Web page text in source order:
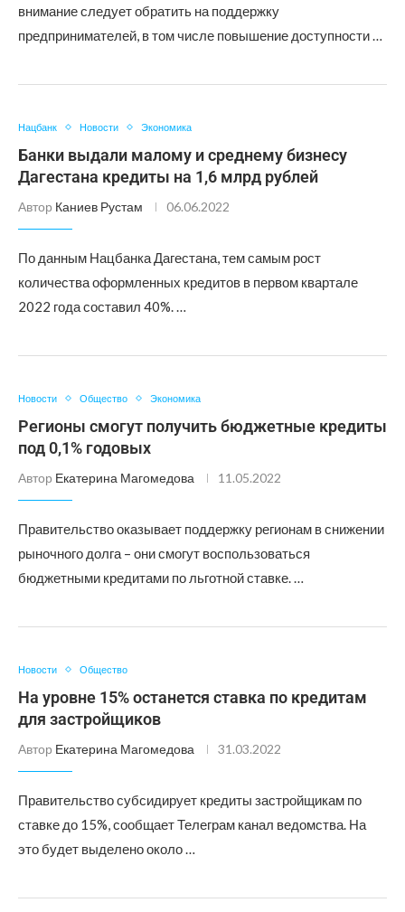
внимание следует обратить на поддержку
предпринимателей, в том числе повышение доступности …
Нацбанк Новости Экономика
Банки выдали малому и среднему бизнесу
Дагестана кредиты на 1,6 млрд рублей
Автор Каниев Рустам 06.06.2022
По данным Нацбанка Дагестана, тем самым рост
количества оформленных кредитов в первом квартале
2022 года составил 40%. …
Новости Общество Экономика
Регионы смогут получить бюджетные кредиты
под 0,1% годовых
Автор Екатерина Магомедова 11.05.2022
Правительство оказывает поддержку регионам в снижении
рыночного долга – они смогут воспользоваться
бюджетными кредитами по льготной ставке. …
Новости Общество
На уровне 15% останется ставка по кредитам
для застройщиков
Автор Екатерина Магомедова 31.03.2022
Правительство субсидирует кредиты застройщикам по
ставке до 15%, сообщает Телеграм канал ведомства. На
это будет выделено около …